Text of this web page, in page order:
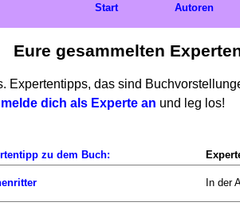
Eure gesammelten
Expertentipps, das sind
melde dich als Experte an und leg los!
zu dem Buch:
In der
Start Autoren